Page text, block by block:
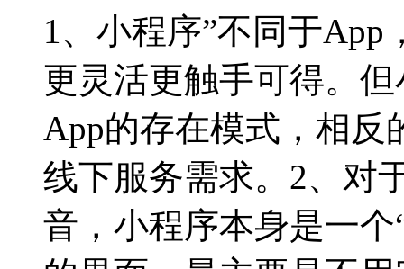
1、小程序”不同于
更灵活更触手可得。
App的存在模式，相反
线下服务需求。2、对
音，小程序本身是一